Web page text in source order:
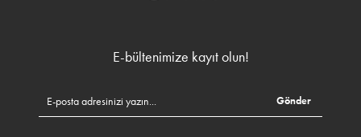
E-bültenimize kayıt olun!
Gönder